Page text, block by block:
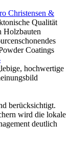
Christensen &
Qualität
Holzbauten
Coatings
hochwertige
berücksichtigt.
wird die lokale
deutlich